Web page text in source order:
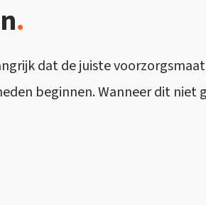
.
dat de juiste
beginnen. Wanneer dit niet